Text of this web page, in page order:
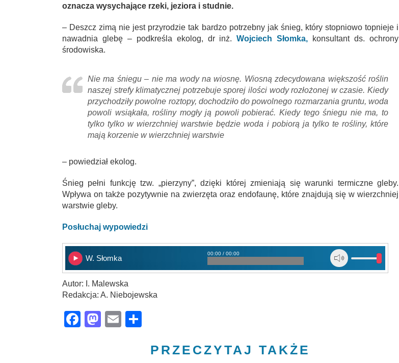
oznacza wysychające rzeki, jeziora i studnie.
– Deszcz zimą nie jest przyrodzie tak bardzo potrzebny jak śnieg, który stopniowo topnieje i
nawadnia glebę – podkreśla ekolog, dr inż.Wojciech Słomka, konsultant ds. ochrony
środowiska.
Nie ma śniegu – nie ma wody na wiosnę. Wiosną zdecydowana większość roślin
naszej strefy klimatycznej potrzebuje sporej ilości wody rozłożonej w czasie. Kiedy
przychodziły powolne roztopy, dochodziło do powolnego rozmarzania gruntu, woda
powoli wsiąkała, rośliny mogły ją powoli pobierać. Kiedy tego śniegu nie ma, to
tylko tylko w wierzchniej warstwie będzie woda i pobiorą ja tylko te rośliny, które
mają korzenie w wierzchniej warstwie
– powiedział ekolog.
Śnieg pełni funkcję tzw. „pierzyny”, dzięki której zmieniają się warunki termiczne gleby.
Wpływa on także pozytywnie na zwierzęta oraz endofaunę, które znajdują się w wierzchniej
warstwie gleby.
Posłuchaj wypowiedzi
W. Słomka
00:00 / 00:00
Autor: I. Malewska
Redakcja: A. Niebojewska
Facebook
Mastodon
Email
PRZECZYTAJ TAKŻE